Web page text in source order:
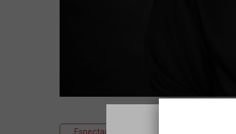
Espectacle